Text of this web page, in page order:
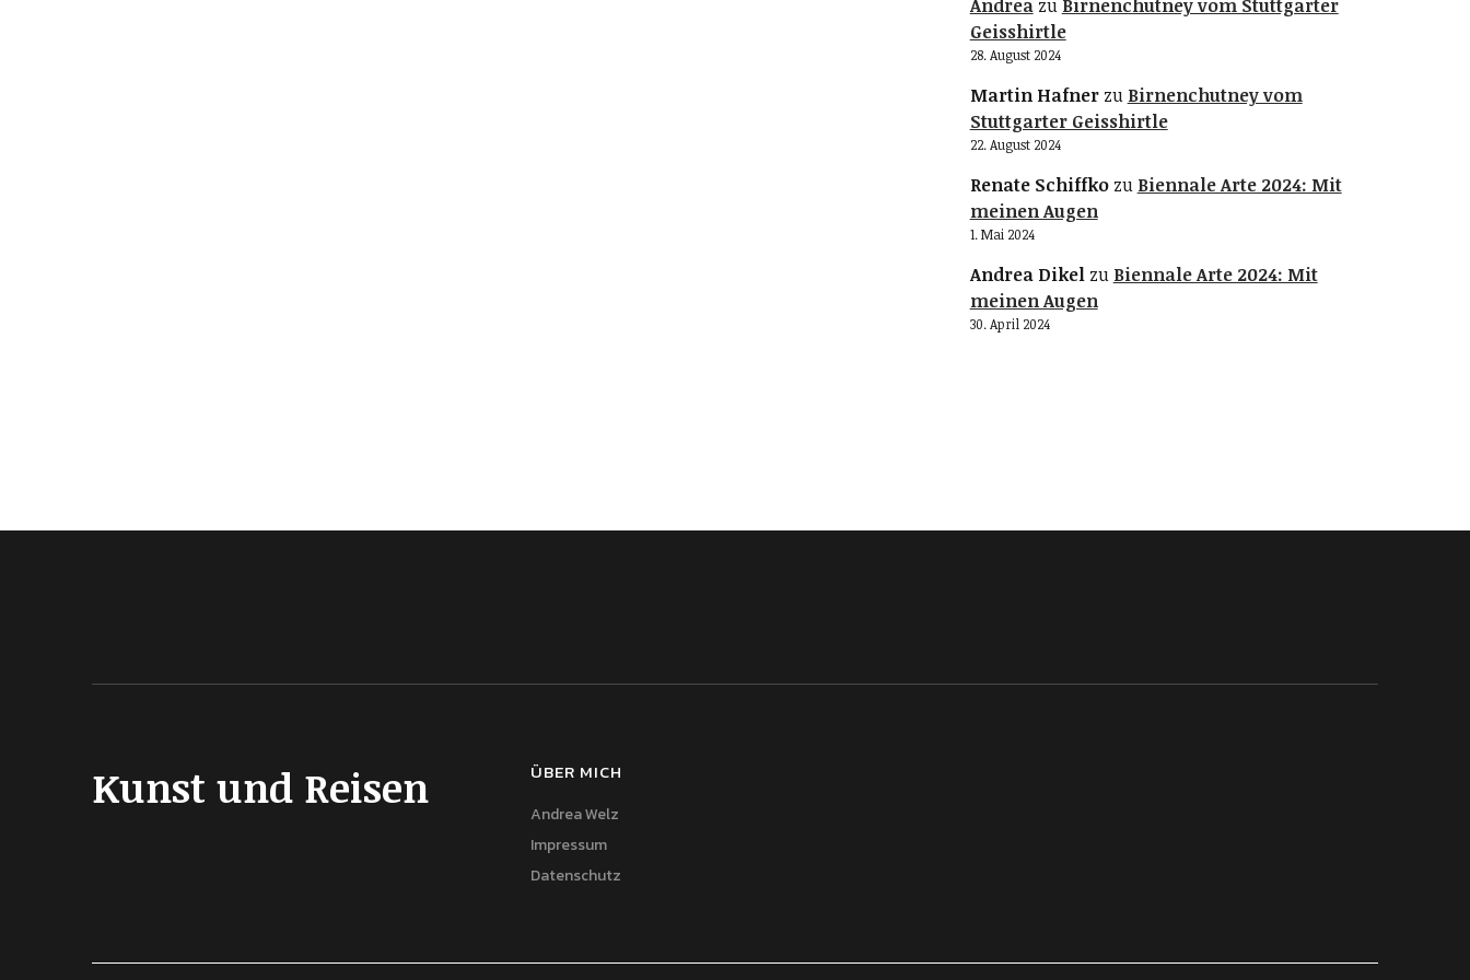
Andreazu Birnenchutney vom Stuttgarter
Geisshirtle
28. August 2024
Martin Hafnerzu Birnenchutney vom
Stuttgarter Geisshirtle
22. August 2024
Renate Schiffkozu Biennale Arte 2024: Mit
meinen Augen
1. Mai 2024
Andrea Dikelzu Biennale Arte 2024: Mit
meinen Augen
30. April 2024
Kunst und Reisen ÜBER MICH
Andrea Welz
Impressum
Datenschutz